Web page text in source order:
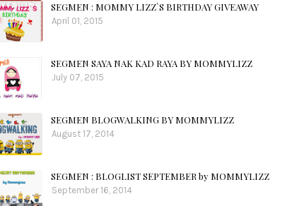
SEGMEN : MOMMY LIZZ`S BIRTHDAY GIVEAWAY
April 01, 2015
SEGMEN SAYA NAK KAD RAYA BY MOMMYLIZZ
July 07, 2015
SEGMEN BLOGWALKING BY MOMMYLIZZ
August 17, 2014
SEGMEN : BLOGLIST SEPTEMBER by MOMMYLIZZ
September 16, 2014